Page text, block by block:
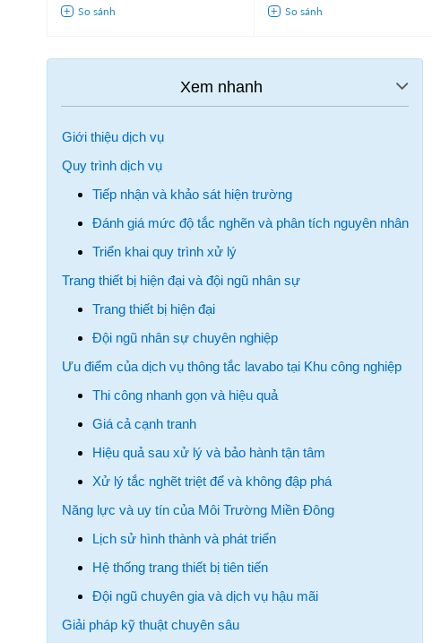
Giới thiệu dịch vụ
Quy trình dịch vụ
Tiếp nhận và khảo sát hiện trường
Đánh giá mức độ tắc nghẽn và phân tích nguyên nhân
Triển khai quy trình xử lý
Trang thiết bị hiện đại và đội ngũ nhân sự
Trang thiết bị hiện đại
Đội ngũ nhân sự chuyên nghiệp
Ưu điểm của dịch vụ thông tắc lavabo tại Khu công nghiệp
Thi công nhanh gọn và hiệu quả
Giá cả cạnh tranh
Hiệu quả sau xử lý và bảo hành tận tâm
Xử lý tắc nghẽt triệt để và không đập phá
Năng lực và uy tín của Môi Trường Miền Đông
Lịch sử hình thành và phát triển
Hệ thống trang thiết bị tiên tiến
Đội ngũ chuyên gia và dịch vụ hậu mãi
Giải pháp kỹ thuật chuyên sâu